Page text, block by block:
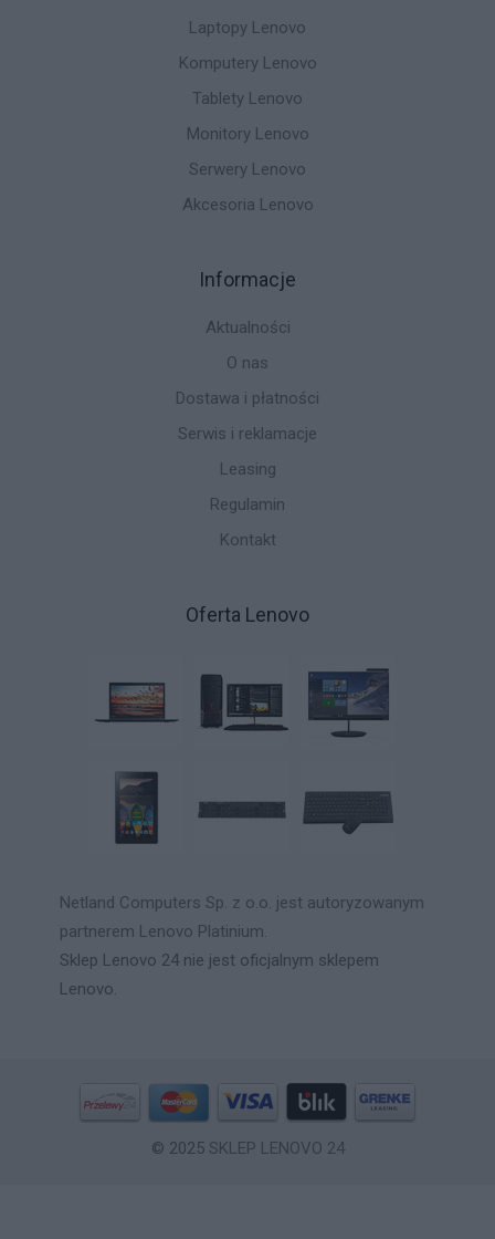
Laptopy Lenovo
Komputery Lenovo
Tablety Lenovo
Monitory Lenovo
Serwery Lenovo
Akcesoria Lenovo
Informacje
Aktualności
O nas
Dostawa i płatności
Serwis i reklamacje
Leasing
Regulamin
Kontakt
Oferta Lenovo
Netland Computers Sp. z o.o. jest autoryzowanym
partnerem Lenovo Platinium.
Sklep Lenovo 24 nie jest oficjalnym sklepem
Lenovo.
© 2025 SKLEP LENOVO 24